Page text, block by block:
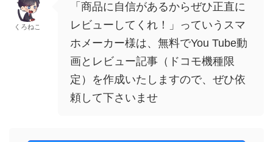
くろねこ
「商品に自信があるからぜひ正直に
レビューしてくれ！」っていうスマ
ホメーカー様は、無料でYou Tube動
画とレビュー記事（ドコモ機種限
定）を作成いたしますので、ぜひ依
頼して下さいませ